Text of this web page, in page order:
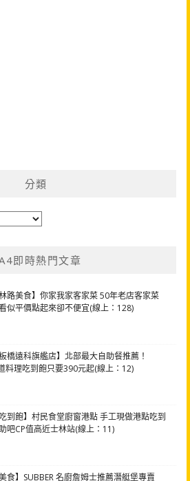
分類
即時熱門文章
林路美食】你家我家客家菜 50年老店客家菜
似平價點起來卻不便宜(線上：128)
橋遠科旗艦店】北部最大自助餐推薦！
料理吃到飽只要390元起(線上：12)
吃到飽】村民食堂廚窗港點 手工現做港點吃到
吧CP值高近士林站(線上：11)
食】SUBBER 名廚詹姆士推薦潛艇堡專賣